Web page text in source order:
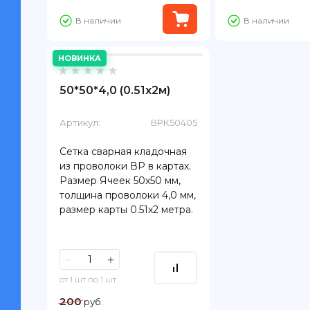
В наличии В наличии
НОВИНКА
50*50*4,0 (0.51х2м)
Артикул: ВРК50405
Сетка сварная кладочная
из проволоки ВР в картах.
Размер Ячеек 50х50 мм,
толщина проволоки 4,0 мм,
размер карты 0.51х2 метра.
− +
от 1 шт по 1 шт
200руб.